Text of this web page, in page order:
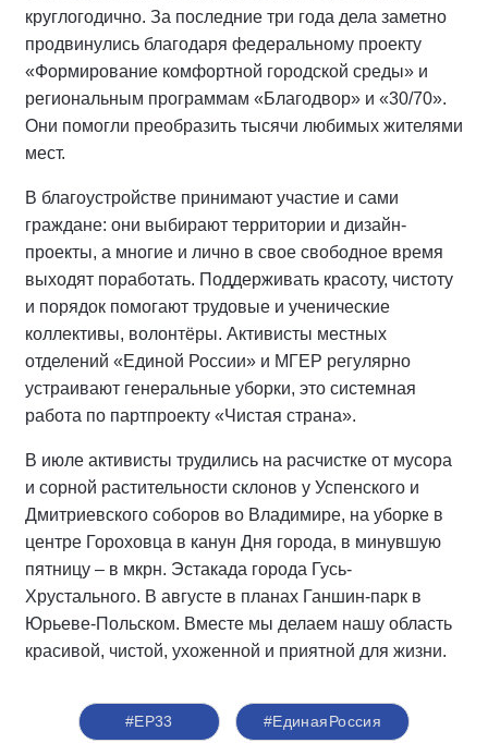
круглогодично. За последние три года дела заметно
продвинулись благодаря федеральному проекту
«Формирование комфортной городской среды» и
региональным программам «Благодвор» и «30/70».
Они помогли преобразить тысячи любимых жителями
мест.
В благоустройстве принимают участие и сами
граждане: они выбирают территории и дизайн-
проекты, а многие и лично в свое свободное время
выходят поработать. Поддерживать красоту, чистоту
и порядок помогают трудовые и ученические
коллективы, волонтёры. Активисты местных
отделений «Единой России» и МГЕР регулярно
устраивают генеральные уборки, это системная
работа по партпроекту «Чистая страна».
В июле активисты трудились на расчистке от мусора
и сорной растительности склонов у Успенского и
Дмитриевского соборов во Владимире, на уборке в
центре Гороховца в канун Дня города, в минувшую
пятницу – в мкрн. Эстакада города Гусь-
Хрустального. В августе в планах Ганшин-парк в
Юрьеве-Польском. Вместе мы делаем нашу область
красивой, чистой, ухоженной и приятной для жизни.
#ЕР33 #‎ЕдинаяРоссия